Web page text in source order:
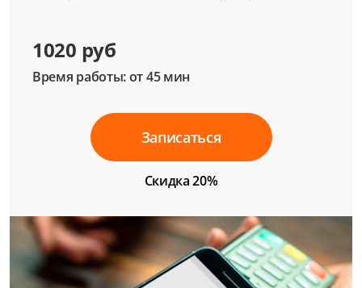
1020 руб
Время работы: от 45 мин
Записаться
Скидка 20%